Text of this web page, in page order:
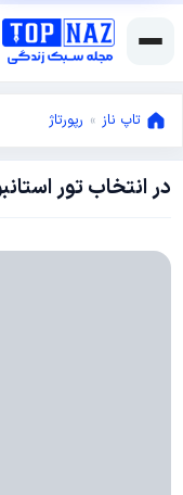
تاپ ناز » رپورتاژ
در انتخاب تور
جولای